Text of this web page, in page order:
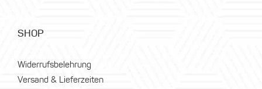
SHOP
Widerrufsbelehrung
Versand & Lieferzeiten